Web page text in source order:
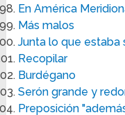
En América
Más malos
Junta lo que estaba
Recopilar
Burdégano
Serón grande y
Preposición